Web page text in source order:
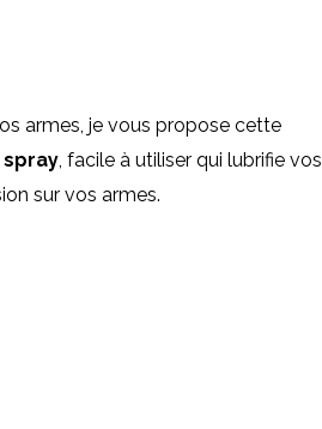
armes, je vous propose cette
, facile à utiliser qui lubrifie vos
sur vos armes.